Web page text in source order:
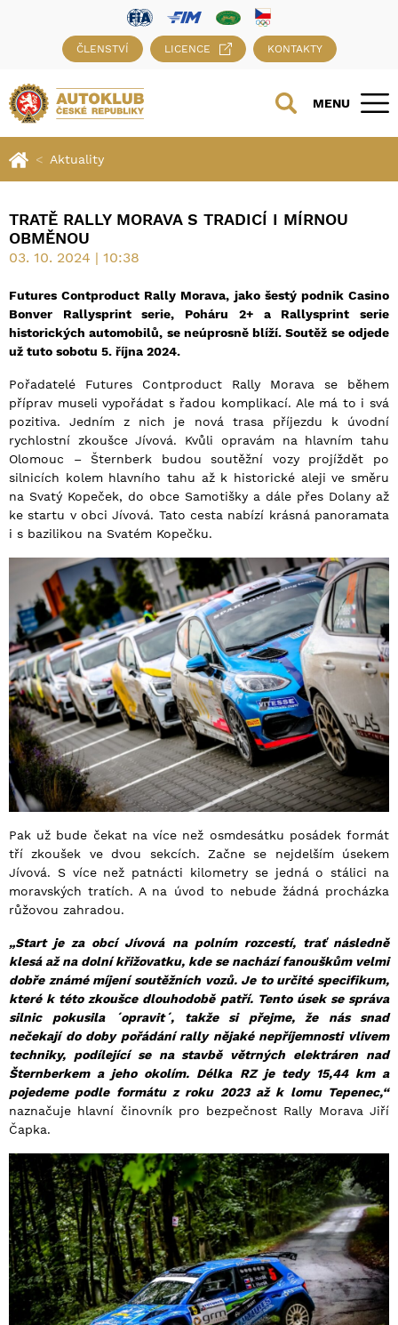
ČLENSTVÍ LICENCE KONTAKTY
MENU
Aktuality
TRATĚ RALLY MORAVA S TRADICÍ I MÍRNOU
OBMĚNOU
03. 10. 2024 | 10:38
Futures Contproduct Rally Morava, jako šestý podnik Casino
Bonver Rallysprint serie, Poháru 2+ a Rallysprint serie
historických automobilů, se neúprosně blíží. Soutěž se odjede
už tuto sobotu 5. října 2024.
Pořadatelé Futures Contproduct Rally Morava se během
příprav museli vypořádat s řadou komplikací. Ale má to i svá
pozitiva. Jedním z nich je nová trasa příjezdu k úvodní
rychlostní zkoušce Jívová. Kvůli opravám na hlavním tahu
Olomouc – Šternberk budou soutěžní vozy projíždět po
silnicích kolem hlavního tahu až k historické aleji ve směru
na Svatý Kopeček, do obce Samotišky a dále přes Dolany až
ke startu v obci Jívová. Tato cesta nabízí krásná panoramata
i s bazilikou na Svatém Kopečku.
Pak už bude čekat na více než osmdesátku posádek formát
tří zkoušek ve dvou sekcích. Začne se nejdelším úsekem
Jívová. S více než patnácti kilometry se jedná o stálici na
moravských tratích. A na úvod to nebude žádná procházka
růžovou zahradou.
„Start je za obcí Jívová na polním rozcestí, trať následně
klesá až na dolní křižovatku, kde se nachází fanouškům velmi
dobře známé míjení soutěžních vozů. Je to určité specifikum,
které k této zkoušce dlouhodobě patří. Tento úsek se správa
silnic pokusila ´opravit´, takže si přejme, že nás snad
nečekají do doby pořádání rally nějaké nepříjemnosti vlivem
techniky, podílející se na stavbě větrných elektráren nad
Šternberkem a jeho okolím. Délka RZ je tedy 15,44 km a
pojedeme podle formátu z roku 2023 až k lomu Tepenec,“
naznačuje hlavní činovník pro bezpečnost Rally Morava Jiří
Čapka.